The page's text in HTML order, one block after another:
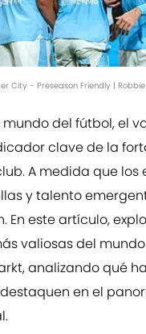
City - Preseason Friendly |
del fútbol, el
clave de la
A medida que los
y talento
En este artículo,
valiosas del
analizando qué
en el